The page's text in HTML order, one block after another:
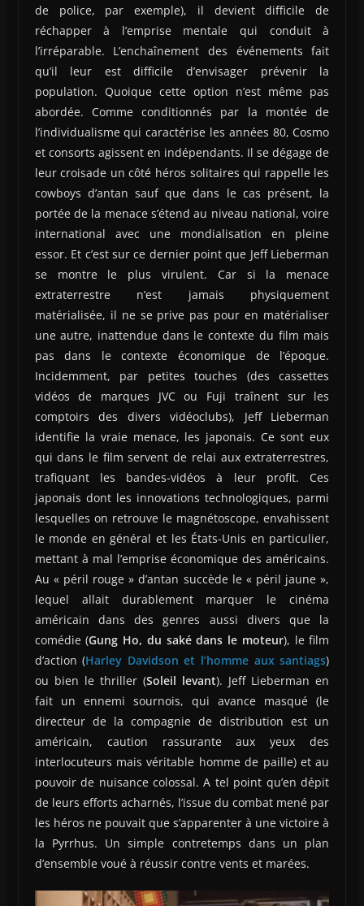
de police, par exemple), il devient difficile de
réchapper à l’emprise mentale qui conduit à
l’irréparable. L’enchaînement des événements fait
qu’il leur est difficile d’envisager prévenir la
population. Quoique cette option n’est même pas
abordée. Comme conditionnés par la montée de
l’individualisme qui caractérise les années 80, Cosmo
et consorts agissent en indépendants. Il se dégage de
leur croisade un côté héros solitaires qui rappelle les
cowboys d’antan sauf que dans le cas présent, la
portée de la menace s’étend au niveau national, voire
international avec une mondialisation en pleine
essor. Et c’est sur ce dernier point que Jeff Lieberman
se montre le plus virulent. Car si la menace
extraterrestre n’est jamais physiquement
matérialisée, il ne se prive pas pour en matérialiser
une autre, inattendue dans le contexte du film mais
pas dans le contexte économique de l’époque.
Incidemment, par petites touches (des cassettes
vidéos de marques JVC ou Fuji traînent sur les
comptoirs des divers vidéoclubs), Jeff Lieberman
identifie la vraie menace, les japonais. Ce sont eux
qui dans le film servent de relai aux extraterrestres,
trafiquant les bandes-vidéos à leur profit. Ces
japonais dont les innovations technologiques, parmi
lesquelles on retrouve le magnétoscope, envahissent
le monde en général et les États-Unis en particulier,
mettant à mal l’emprise économique des américains.
Au « péril rouge » d’antan succède le « péril jaune »,
lequel allait durablement marquer le cinéma
américain dans des genres aussi divers que la
comédie (Gung Ho, du saké dans le moteur), le film
d’action (Harley Davidson et l’homme aux santiags)
ou bien le thriller (Soleil levant). Jeff Lieberman en
fait un ennemi sournois, qui avance masqué (le
directeur de la compagnie de distribution est un
américain, caution rassurante aux yeux des
interlocuteurs mais véritable homme de paille) et au
pouvoir de nuisance colossal. A tel point qu’en dépit
de leurs efforts acharnés, l’issue du combat mené par
les héros ne pouvait que s’apparenter à une victoire à
la Pyrrhus. Un simple contretemps dans un plan
d’ensemble voué à réussir contre vents et marées.